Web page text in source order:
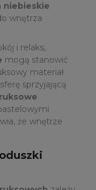
niebieskie
wnętrza
i relaks,
mogą stanowić
materiał
sprzyjającą
że wnętrze